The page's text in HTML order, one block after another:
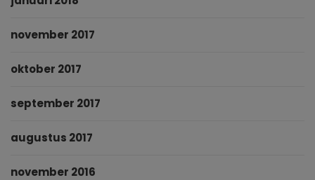
november 2017
oktober 2017
september 2017
augustus 2017
november 2016